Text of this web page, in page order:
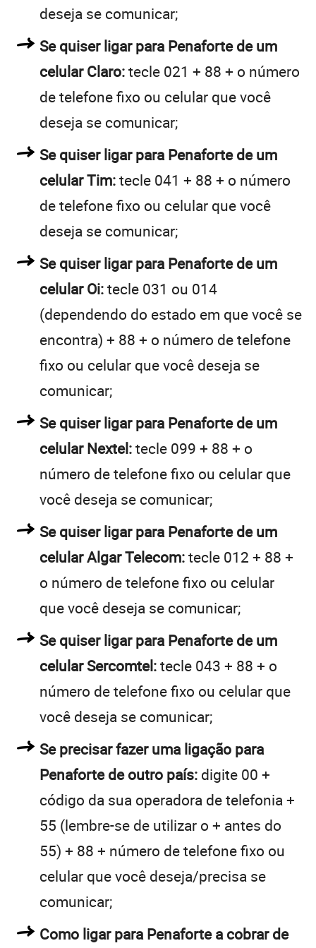
deseja se comunicar;
Se quiser ligar para Penaforte de um
celular Claro:tecle 021 + 88 + o número
de telefone fixo ou celular que você
deseja se comunicar;
Se quiser ligar para Penaforte de um
celular Tim:tecle 041 + 88 + o número
de telefone fixo ou celular que você
deseja se comunicar;
Se quiser ligar para Penaforte de um
celular Oi:tecle 031 ou 014
(dependendo do estado em que você se
encontra) + 88 + o número de telefone
fixo ou celular que você deseja se
comunicar;
Se quiser ligar para Penaforte de um
celular Nextel:tecle 099 + 88 + o
número de telefone fixo ou celular que
você deseja se comunicar;
Se quiser ligar para Penaforte de um
celular Algar Telecom:tecle 012 + 88 +
o número de telefone fixo ou celular
que você deseja se comunicar;
Se quiser ligar para Penaforte de um
celular Sercomtel:tecle 043 + 88 + o
número de telefone fixo ou celular que
você deseja se comunicar;
Se precisar fazer uma ligação para
Penaforte de outro país: digite 00 +
código da sua operadora de telefonia +
55 (lembre-se de utilizar o + antes do
55) + 88 + número de telefone fixo ou
celular que você deseja/precisa se
comunicar;
Como ligar para Penaforte a cobrar de